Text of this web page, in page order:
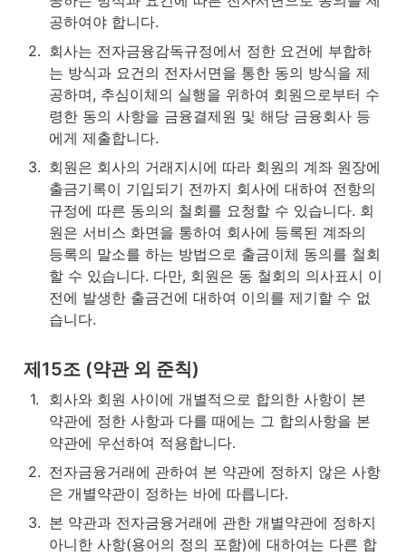
공하여야 합니다.
2. 회사는 전자금융감독규정에서 정한 요건에 부합하
는 방식과 요건의 전자서면을 통한 동의 방식을 제
공하며, 추심이체의 실행을 위하여 회원으로부터 수
령한 동의 사항을 금융결제원 및 해당 금융회사 등
에게 제출합니다.
3. 회원은 회사의 거래지시에 따라 회원의 계좌 원장에
출금기록이 기입되기 전까지 회사에 대하여 전항의
규정에 따른 동의의 철회를 요청할 수 있습니다. 회
원은 서비스 화면을 통하여 회사에 등록된 계좌의
등록의 말소를 하는 방법으로 출금이체 동의를 철회
할 수 있습니다. 다만, 회원은 동 철회의 의사표시 이
전에 발생한 출금건에 대하여 이의를 제기할 수 없
습니다.
제15조 (약관 외 준칙)
1.
회사와 회원 사이에 개별적으로 합의한 사항이 본
약관에 정한 사항과 다를 때에는 그 합의사항을 본
약관에 우선하여 적용합니다.
2. 전자금융거래에 관하여 본 약관에 정하지 않은 사항
은 개별약관이 정하는 바에 따릅니다.
3. 본 약관과 전자금융거래에 관한 개별약관에 정하지
아니한 사항(용어의 정의 포함)에 대하여는 다른 합